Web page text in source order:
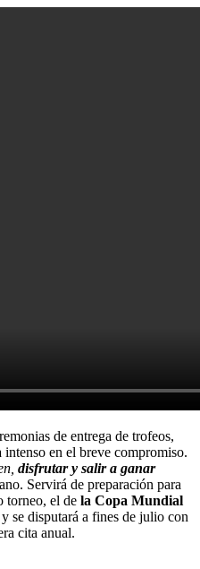
de entrega de trofeos,
en el breve compromiso.
disfrutar y salir a ganar
Servirá de preparación para
torneo, el de la Copa Mundial
y se disputará a fines de julio con
cita anual.